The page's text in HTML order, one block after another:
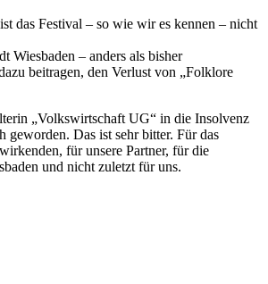
das Festival – so wie wir es kennen – nicht
Wiesbaden – anders als bisher
beitragen, den Verlust von „Folklore
„Volkswirtschaft UG“ in die Insolvenz
geworden. Das ist sehr bitter. Für das
für unsere Partner, für die
und nicht zuletzt für uns.